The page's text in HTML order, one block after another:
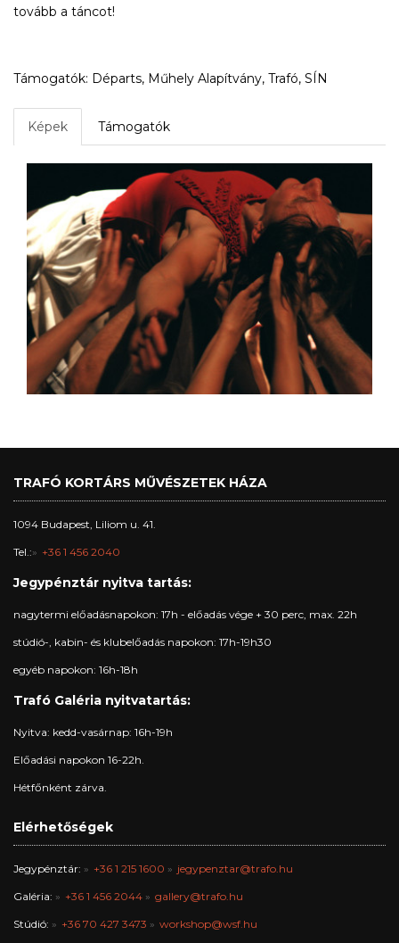
tovább a táncot!
Támogatók: Départs, Műhely Alapítvány, Trafó, SÍN
Képek Támogatók
TRAFÓ KORTÁRS MŰVÉSZETEK HÁZA
1094 Budapest, Liliom u. 41.
Tel.: +36 1 456 2040
Jegypénztár nyitva tartás:
nagytermi előadásnapokon: 17h - előadás vége + 30 perc, max. 22h
stúdió-, kabin- és klubelőadás napokon: 17h-19h30
egyéb napokon: 16h-18h
Trafó Galéria nyitvatartás:
Nyitva: kedd-vasárnap: 16h-19h
Előadási napokon 16-22h.
Hétfőnként zárva.
Elérhetőségek
Jegypénztár: +36 1 215 1600 jegypenztar@trafo.hu
Galéria: +36 1 456 2044 gallery@trafo.hu
Stúdió: +36 70 427 3473 workshop@wsf.hu